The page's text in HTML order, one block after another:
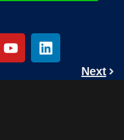
Next